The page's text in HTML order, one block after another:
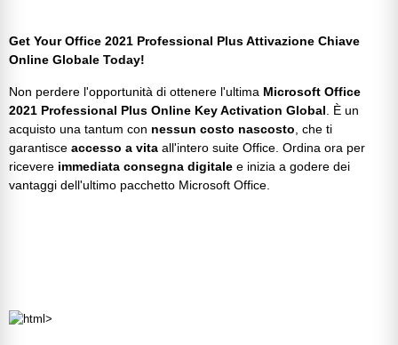
Get Your Office 2021 Professional Plus Attivazione Chiave
Online Globale Today!
Non perdere l'opportunità di ottenere l'ultima Microsoft Office
2021 Professional Plus Online Key Activation Global . È un
acquisto una tantum con nessun costo nascosto , che ti
garantisce accesso a vita all'intero suite Office . Ordina ora per
ricevere immediata consegna digitale e inizia a godere dei
vantaggi dell'ultimo pacchetto Microsoft Office